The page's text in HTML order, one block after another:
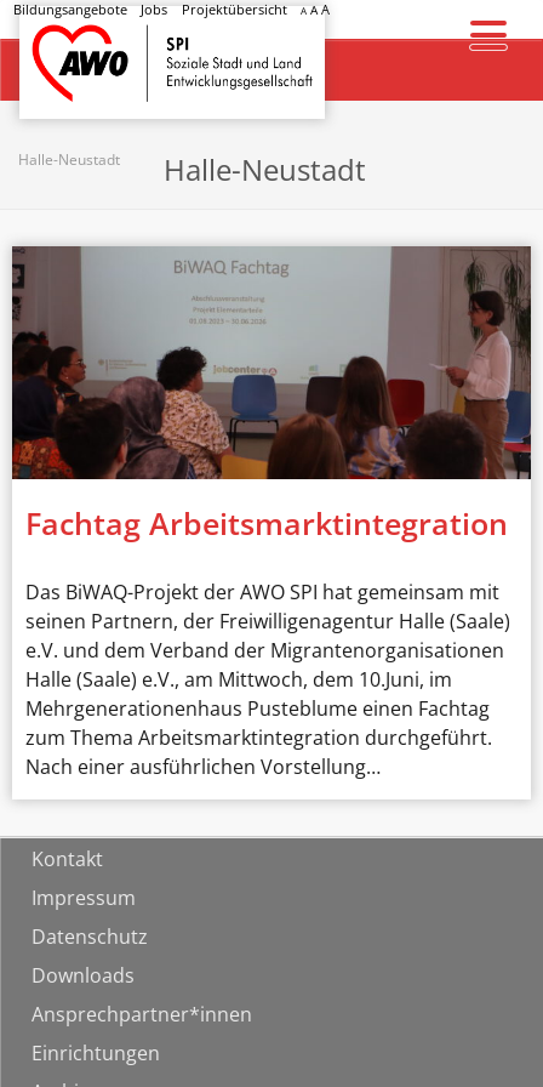
Bildungsangebote Jobs Projektübersicht A AA
Startseite
Halle-Neustadt Halle-Neustadt
Fachtag Arbeitsmarktintegration
Das BiWAQ-Projekt der AWO SPI hat gemeinsam mit
seinen Partnern, der Freiwilligenagentur Halle (Saale)
e.V. und dem Verband der Migrantenorganisationen
Halle (Saale) e.V., am Mittwoch, dem 10.Juni, im
Mehrgenerationenhaus Pusteblume einen Fachtag
zum Thema Arbeitsmarktintegration durchgeführt.
Nach einer ausführlichen Vorstellung…
Kontakt
Impressum
Datenschutz
Downloads
Ansprechpartner*innen
Einrichtungen